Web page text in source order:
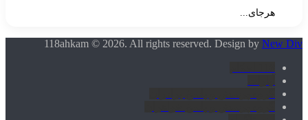
هرجای...
118ahkam © 2026. All rights reserved. Design by New Div